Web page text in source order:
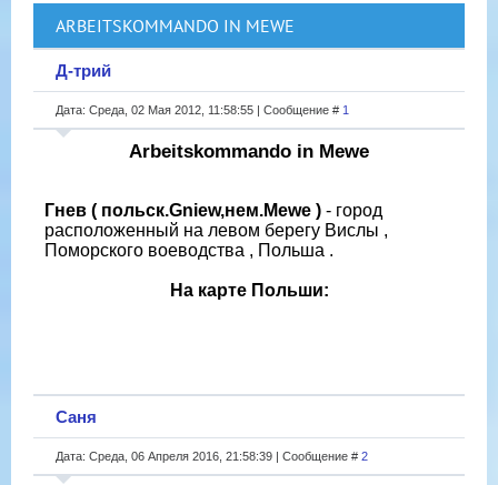
ARBEITSKOMMANDO IN MEWE
Д-трий
Дата: Среда, 02 Мая 2012, 11:58:55 | Сообщение # 1
Arbeitskommando in Mewe
Гнев ( польск.Gniew,нем.Mewe ) - город
расположенный на левом берегу Вислы ,
Поморского воеводства , Польша .
На карте Польши:
Саня
Дата: Среда, 06 Апреля 2016, 21:58:39 | Сообщение # 2